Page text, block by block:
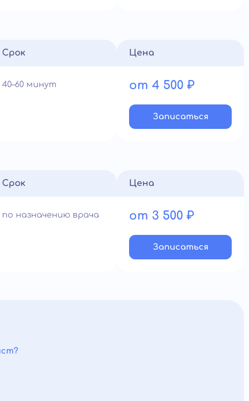
Срок
40–60 минут
Цена
от 4 500 ₽
Записатьcя
Срок
по назначению врача
Цена
от 3 500 ₽
Записатьcя